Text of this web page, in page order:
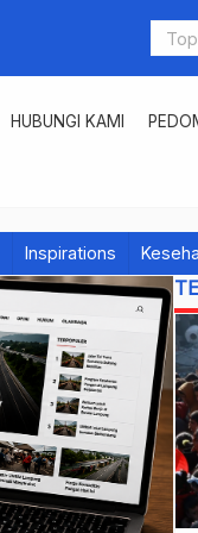
HUBUNGI KAMI
Inspirations